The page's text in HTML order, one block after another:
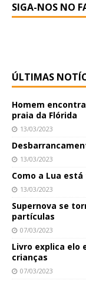
SIGA-NOS NO
ÚLTIMAS
Homem
praia da Flórida
13/03/2023
13/03/2023
Como a Lua
13/03/2023
Supernova se
partículas
07/03/2023
Livro explica elo
crianças
07/03/2023